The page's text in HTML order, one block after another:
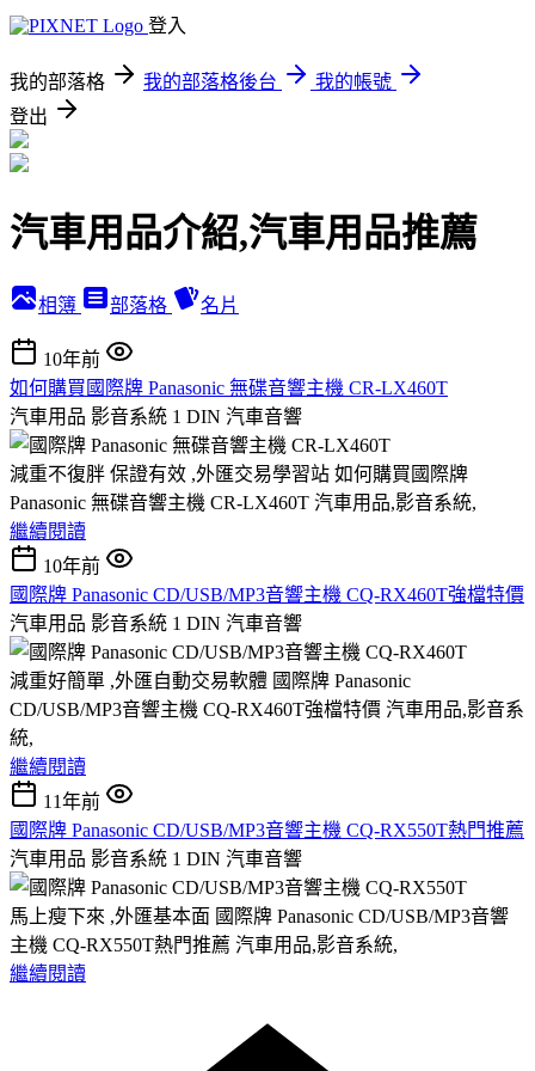
登入
我的部落格 我的部落格後台
我的帳號
登出
汽車用品介紹,汽車用品推薦
相簿 部落格 名片
10年前
如何購買國際牌 Panasonic 無碟音響主機 CR-LX460T
汽車用品 影音系統 1 DIN 汽車音響
減重不復胖 保證有效 ,外匯交易學習站 如何購買國際牌
Panasonic 無碟音響主機 CR-LX460T 汽車用品,影音系統,
繼續閱讀
10年前
國際牌 Panasonic CD/USB/MP3音響主機 CQ-RX460T強檔特價
汽車用品 影音系統 1 DIN 汽車音響
減重好簡單 ,外匯自動交易軟體 國際牌 Panasonic
CD/USB/MP3音響主機 CQ-RX460T強檔特價 汽車用品,影音系
統,
繼續閱讀
11年前
國際牌 Panasonic CD/USB/MP3音響主機 CQ-RX550T熱門推薦
汽車用品 影音系統 1 DIN 汽車音響
馬上瘦下來 ,外匯基本面 國際牌 Panasonic CD/USB/MP3音響
主機 CQ-RX550T熱門推薦 汽車用品,影音系統,
繼續閱讀